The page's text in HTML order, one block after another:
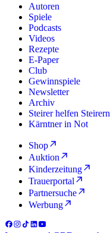
Autoren
Spiele
Podcasts
Videos
Rezepte
E-Paper
Club
Gewinnspiele
Newsletter
Archiv
Steirer helfen Steirern
Kärntner in Not
Shop
Auktion
Kinderzeitung
Trauerportal
Partnersuche
Werbung